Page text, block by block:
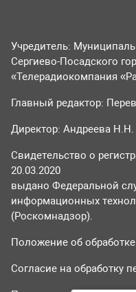
Учредитель:
Сергиево-Посадского
«Телерадиокомпания
Главный редактор:
Директор: Андреева Н.Н.
Свидетельство о
20.03.2020
выдано Федеральной
информационных
(Роскомнадзор).
Положение об
Согласие на обработку